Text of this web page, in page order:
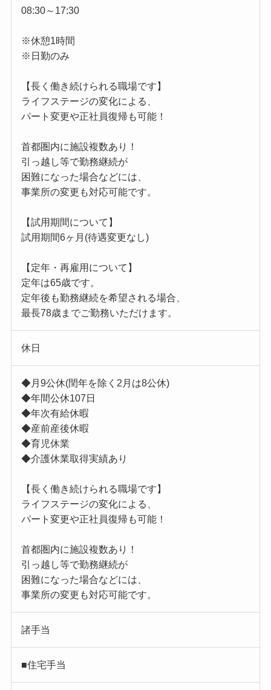
08:30～17:30
※休憩1時間
※日勤のみ
【長く働き続けられる職場です】
ライフステージの変化による、
パート変更や正社員復帰も可能！
首都圏内に施設複数あり！
引っ越し等で勤務継続が
困難になった場合などには、
事業所の変更も対応可能です。
【試用期間について】
試用期間6ヶ月(待遇変更なし)
【定年・再雇用について】
定年は65歳です。
定年後も勤務継続を希望される場合、
最長78歳までご勤務いただけます。
休日
◆月9公休(閏年を除く2月は8公休)
◆年間公休107日
◆年次有給休暇
◆産前産後休暇
◆育児休業
◆介護休業取得実績あり
【長く働き続けられる職場です】
ライフステージの変化による、
パート変更や正社員復帰も可能！
首都圏内に施設複数あり！
引っ越し等で勤務継続が
困難になった場合などには、
事業所の変更も対応可能です。
諸手当
■住宅手当